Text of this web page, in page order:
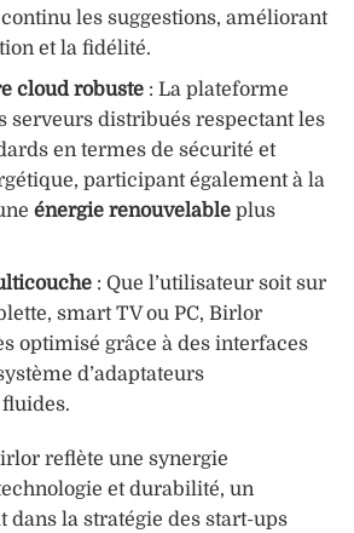
les suggestions, améliorant
et la fidélité.
cloud robuste: La plateforme
serveurs distribués respectant les
en termes de sécurité et
participant également à la
énergie renouvelableplus
: Que l’utilisateur soit sur
smart TV ou PC, Birlor
optimisé grâce à des interfaces
d’adaptateurs
reflète une synergie
et durabilité, un
la stratégie des start-ups